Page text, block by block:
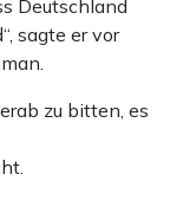
Deutschland
sagte er vor
zu bitten, es